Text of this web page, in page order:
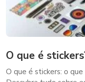
O que é
O que é stickers: o